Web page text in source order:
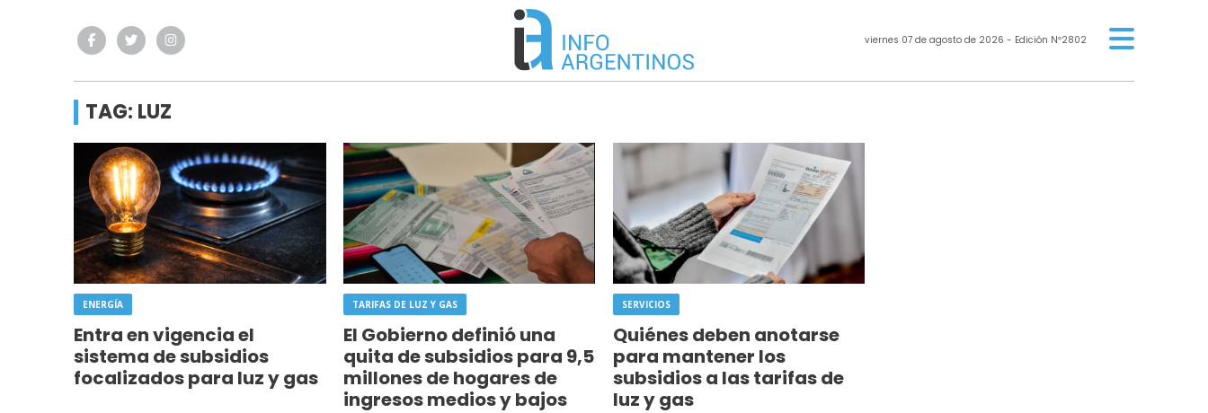
viernes 07 de agosto de 2026 - Edición Nº2802
TAG: LUZ
ENERGÍA
Entra en vigencia el
sistema de subsidios
focalizados para luz y gas
TARIFAS DE LUZ Y GAS
El Gobierno definió una
quita de subsidios para 9,5
millones de hogares de
ingresos medios y bajos
SERVICIOS
Quiénes deben anotarse
para mantener los
subsidios a las tarifas de
luz y gas